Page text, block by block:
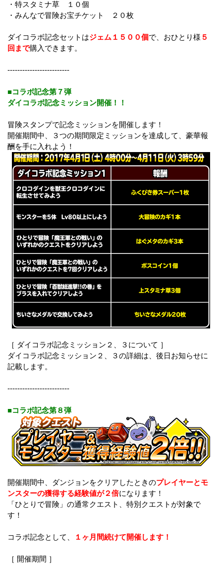
・特スタミナ草 １０個
・みんなで冒険お宝チケット ２０枚
ダイコラボ記念セットはジェム１５００個で、おひとり様 ５
回まで購入できます。
-------------------------
■コラボ記念第７弾
ダイコラボ記念ミッション開催！！
冒険スタンプで記念ミッションを開催します！
開催期間中、３つの期間限定ミッションを達成して、豪華報
酬を手に入れよう！
［ ダイコラボ記念ミッション２、３について ］
ダイコラボ記念ミッション２、３の詳細は、後日お知らせに
記載します。
-------------------------
■コラボ記念第８弾
開催期間中、ダンジョンをクリアしたときのプレイヤーとモ
ンスターの獲得する経験値が２倍になります！
「ひとりで冒険」の通常クエスト、特別クエストが対象で
す！
コラボ記念として、 １ヶ月間続けて開催します！
［ 開催期間 ］